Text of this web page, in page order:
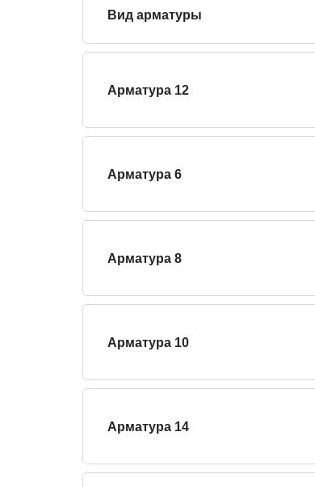
Вид арматуры
Арматура 12
Арматура 6
Арматура 8
Арматура 10
Арматура 14